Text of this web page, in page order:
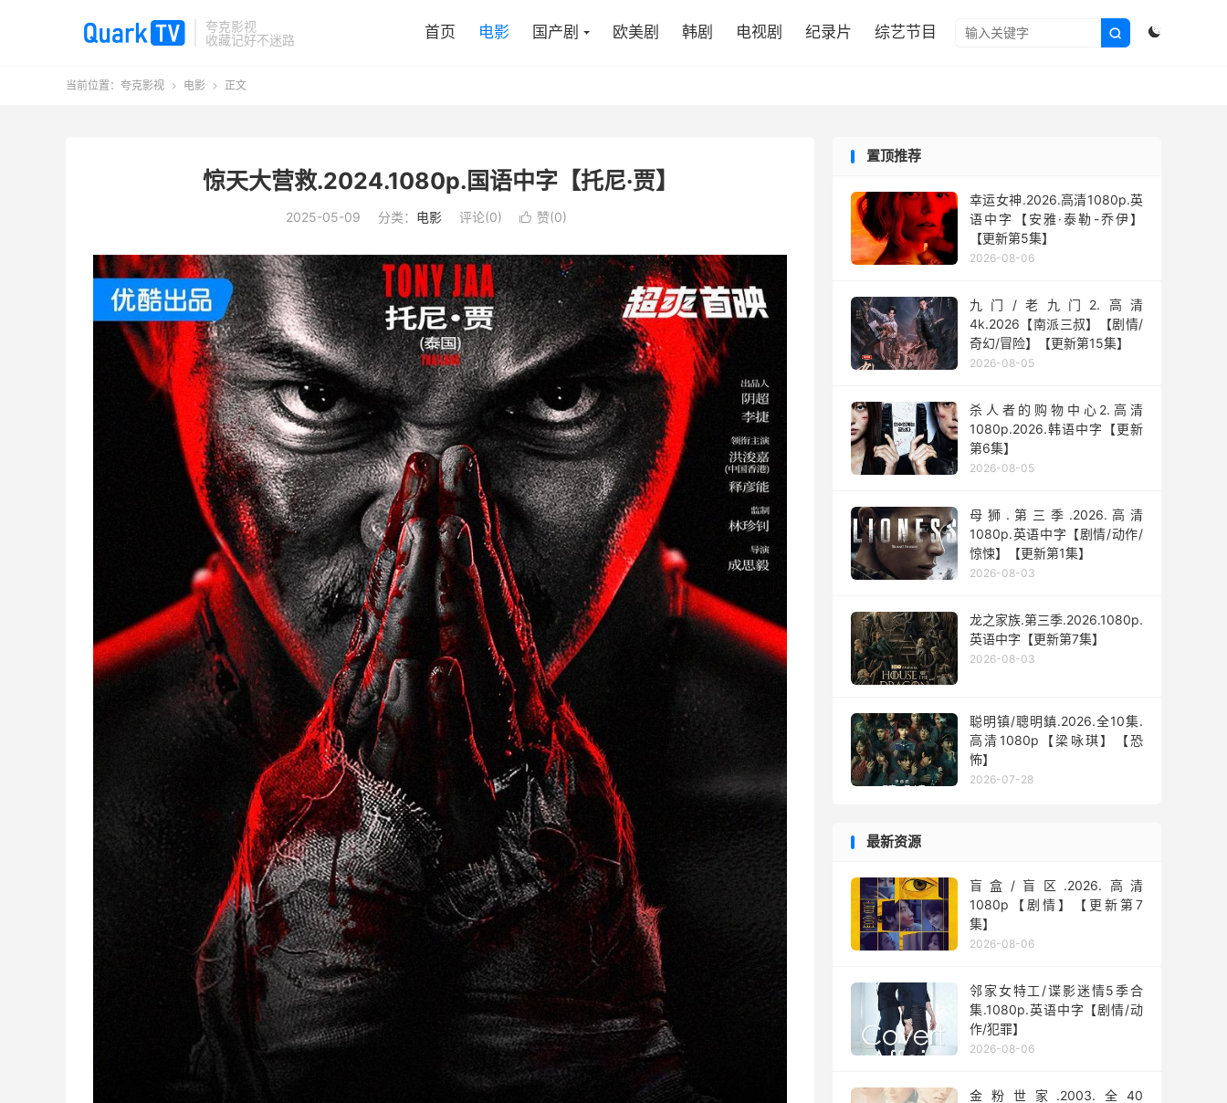
夸克影视
收藏记好不迷路


首页 电影 国产剧 欧美剧 韩剧 电视剧 纪录片 综艺节目
当前位置： 夸克影视  电影  正文
惊天大营救.2024.1080p.国语中字【托尼·贾】
2025-05-09 分类： 电影 评论(0)  赞(0)
置顶推荐
幸运女神.2026.高清1080p.英
语中字【安雅·泰勒-乔伊】
【更新第5集】
2026-08-06
九门/老九门2.高清
4k.2026【南派三叔】【剧情/
奇幻/冒险】【更新第15集】
2026-08-05
杀人者的购物中心2.高清
1080p.2026.韩语中字【更新
第6集】
2026-08-05
母狮.第三季.2026.高清
1080p.英语中字【剧情/动作/
惊悚】【更新第1集】
2026-08-03
龙之家族.第三季.2026.1080p.
英语中字【更新第7集】
2026-08-03
聪明镇/聰明鎮.2026.全10集.
高清1080p【梁咏琪】【恐
怖】
2026-07-28
最新资源
盲盒/盲区.2026.高清
1080p【剧情】【更新第7
集】
2026-08-06
邻家女特工/谍影迷情5季合
集.1080p.英语中字【剧情/动
作/犯罪】
2026-08-06
金粉世家.2003.全40